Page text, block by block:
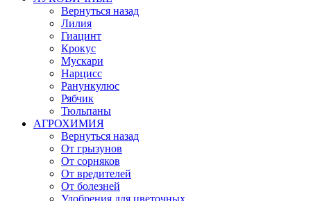
Вернуться назад
Лилия
Гиацинт
Крокус
Мускари
Нарцисс
Ранункулюс
Рябчик
Тюльпаны
АГРОХИМИЯ
Вернуться назад
От грызунов
От сорняков
От вредителей
От болезней
Удобрения для цветочных